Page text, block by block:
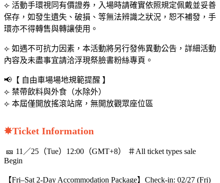
⟣ 活動手環視同有價證券，入場時請確實依照規定佩戴並妥善
保存，如發生遺失、破損、等無法辨識之狀況，恕不補發，手
環亦不得轉售與轉讓使用。
⟣ 如遇不可抗力因素，本活動將另行發佈異動公告，詳細活動
內容及未盡事宜請洽浮現祭臉書粉絲專頁。
📢【 自由車場場地規範提醒 】
⟣ 禁帶飲料與外食（水除外）
⟣ 本屆僅開放搖滾站席，無開放觀眾座位區
✸Ticket Information
🎫 11／25（Tue）12:00（GMT+8） ＃All ticket types sale
Begin
【Fri–Sat 2-Day Accommodation Package】Check-in: 02/27 (Fri)